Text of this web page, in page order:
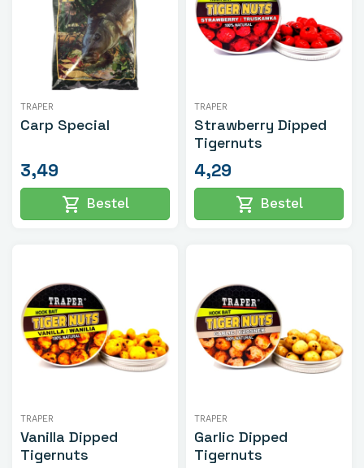
TRAPER
Carp Special
3,49
shopping_cart Bestel
TRAPER
Strawberry Dipped
Tigernuts
4,29
shopping_cart Bestel
TRAPER
Vanilla Dipped
Tigernuts
TRAPER
Garlic Dipped
Tigernuts